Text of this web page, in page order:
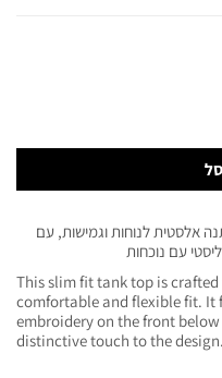
אלסטית לנוחות וגמישות, עם
עם נוכחות
This slim fit tank top is
comfortable and flexible fit. It
embroidery on the front
distinctive touch to the design.